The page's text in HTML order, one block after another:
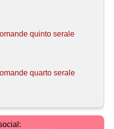
quinto serale
quarto serale